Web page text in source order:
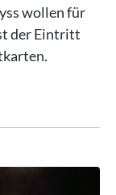
wollen für
der Eintritt